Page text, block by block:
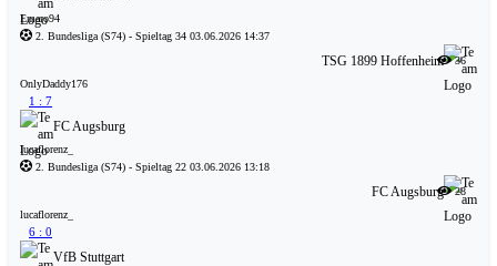
Emaro94
2. Bundesliga(S74) - Spieltag 34 03.06.2026 14:37
36
TSG 1899 Hoffenheim
OnlyDaddy176
1 : 7
FC Augsburg
lucaflorenz_
2. Bundesliga(S74) - Spieltag 22 03.06.2026 13:18
28
FC Augsburg
lucaflorenz_
6 : 0
VfB Stuttgart